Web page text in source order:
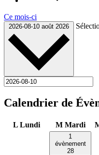
Ce mois-ci
2026-08-10 août 2026
Calendrier de
L Lundi M Mardi
1
évènement
28